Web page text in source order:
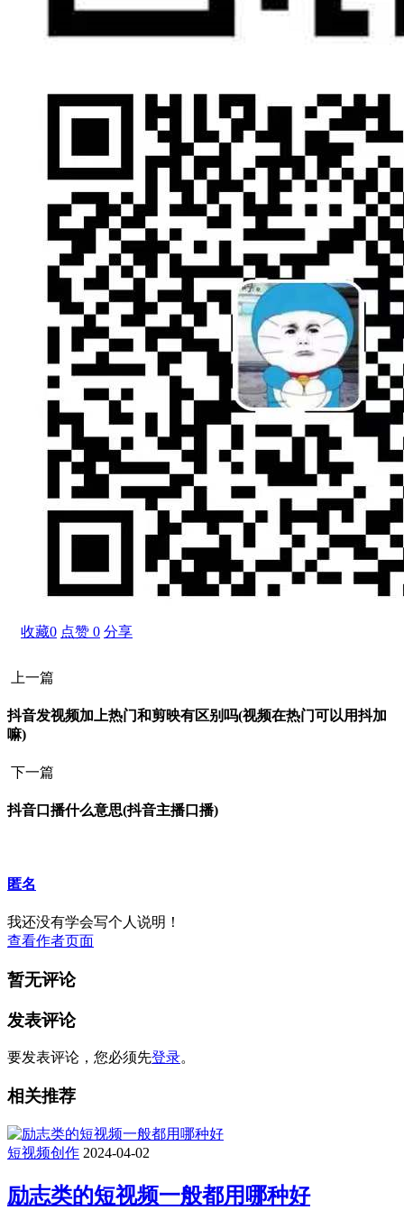
收藏0 点赞 0 分享
上一篇
抖音发视频加上热门和剪映有区别吗(视频在热门可以用抖加
嘛)
下一篇
抖音口播什么意思(抖音主播口播)
匿名
我还没有学会写个人说明！
查看作者页面
暂无评论
发表评论
要发表评论，您必须先登录。
相关推荐
短视频创作 2024-04-02
励志类的短视频一般都用哪种好